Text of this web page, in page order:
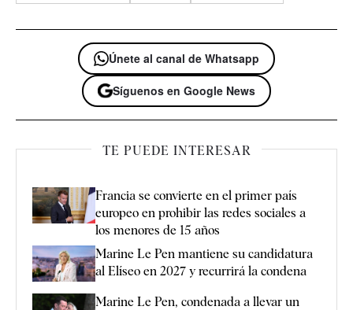
Únete al canal de Whatsapp
Síguenos en Google News
TE PUEDE INTERESAR
Francia se convierte en el primer país
europeo en prohibir las redes sociales a
los menores de 15 años
Marine Le Pen mantiene su candidatura
al Elíseo en 2027 y recurrirá la condena
Marine Le Pen, condenada a llevar un